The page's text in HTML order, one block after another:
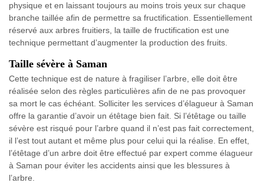
physique et en laissant toujours au moins trois yeux sur chaque
branche taillée afin de permettre sa fructification. Essentiellement
réservé aux arbres fruitiers, la taille de fructification est une
technique permettant d’augmenter la production des fruits.
Taille sévère à Saman
Cette technique est de nature à fragiliser l’arbre, elle doit être
réalisée selon des règles particulières afin de ne pas provoquer
sa mort le cas échéant. Solliciter les services d’élagueur à Saman
offre la garantie d’avoir un étêtage bien fait. Si l’étêtage ou taille
sévère est risqué pour l’arbre quand il n’est pas fait correctement,
il l’est tout autant et même plus pour celui qui la réalise. En effet,
l’étêtage d’un arbre doit être effectué par expert comme élagueur
à Saman pour éviter les accidents ainsi que les blessures à
l’arbre.